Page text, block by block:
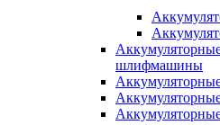
шлифмашины